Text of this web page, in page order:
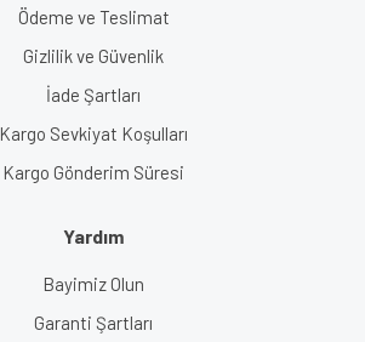
Ödeme ve Teslimat
Gizlilik ve Güvenlik
İade Şartları
Kargo Sevkiyat Koşulları
Kargo Gönderim Süresi
Yardım
Bayimiz Olun
Garanti Şartları